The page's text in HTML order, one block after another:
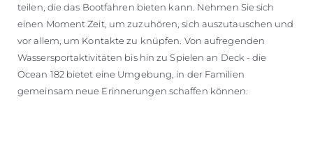
teilen, die das Bootfahren bieten kann. Nehmen Sie sich
einen Moment Zeit, um zuzuhören, sich auszutauschen und
vor allem, um Kontakte zu knüpfen. Von aufregenden
Wassersportaktivitäten bis hin zu Spielen an Deck - die
Ocean 182 bietet eine Umgebung, in der Familien
gemeinsam neue Erinnerungen schaffen können.